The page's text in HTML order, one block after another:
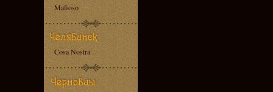
Mafioso
Cosa Nostra